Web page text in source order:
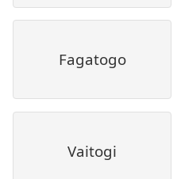
Fagatogo
Vaitogi